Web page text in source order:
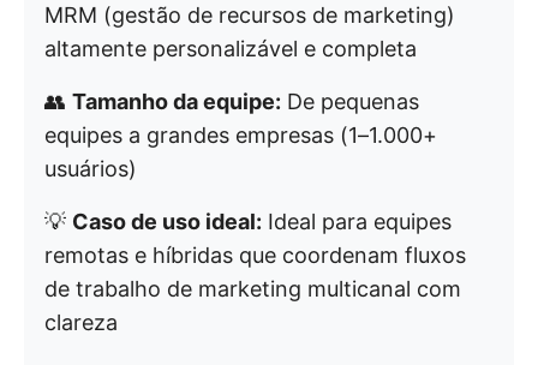
MRM (gestão de recursos de marketing)
altamente personalizável e completa
👥 Tamanho da equipe: De pequenas
equipes a grandes empresas (1–1.000+
usuários)
💡 Caso de uso ideal: Ideal para equipes
remotas e híbridas que coordenam fluxos
de trabalho de marketing multicanal com
clareza